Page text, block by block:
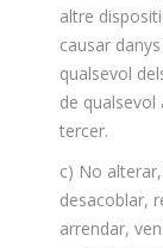
altre
causar
qualsevol
de qualsevol
tercer.
c) No
desacoblar,
arrendar,